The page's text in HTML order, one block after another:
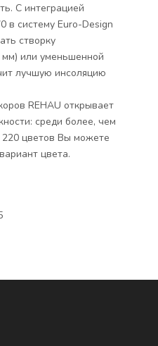
С интеграцией
в систему Euro-Design
створку
мм) или уменьшенной
лучшую инсоляцию
REHAU открывает
среди более, чем
цветов Вы можете
цвета.